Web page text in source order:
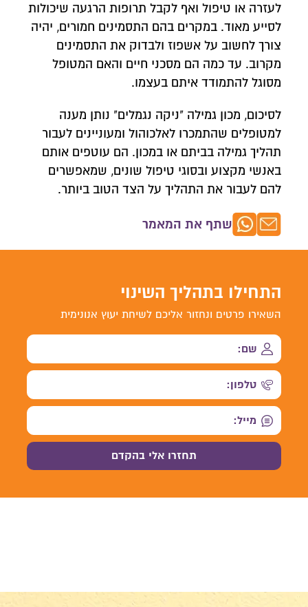
לעזרה או טיפול ואף לקבל תרופות הרגעה שיכולות
לסייע מאוד. במקרים בהם התסמינים חמורים, יהיה
צורך לחשוב על אשפוז ולבדוק את התסמינים
מקרוב. עד כמה הם מסכני חיים והאם המטופל
מסוגל להתמודד איתם בעצמו.
לסיכום, מכון גמילה "ניקה נגמלים" נותן מענה
למטופלים שהתמכרו לאלכוהול ומעוניינים לעבור
תהליך גמילה בביתם או במכון. הם עוטפים אותם
באנשי מקצוע ובסוגי טיפול שונים, שמאפשרים
להם לעבור את התהליך על הצד הטוב ביותר.
שתף את המאמר
התחילו בתהליך השינוי
השאירו פרטים ונחזור אליכם לשיחת יעוץ אנונימית